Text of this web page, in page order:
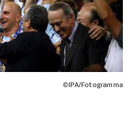
©IPA/Fotogramma